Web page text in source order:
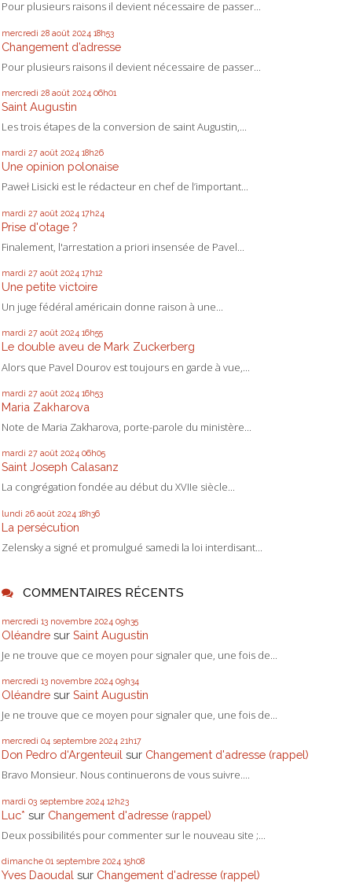
Pour plusieurs raisons il devient nécessaire de passer...
mercredi 28 août 2024 18h53
Changement d’adresse
Pour plusieurs raisons il devient nécessaire de passer...
mercredi 28 août 2024 06h01
Saint Augustin
Les trois étapes de la conversion de saint Augustin,...
mardi 27 août 2024 18h26
Une opinion polonaise
Paweł Lisicki est le rédacteur en chef de l’important...
mardi 27 août 2024 17h24
Prise d'otage ?
Finalement, l'arrestation a priori insensée de Pavel...
mardi 27 août 2024 17h12
Une petite victoire
Un juge fédéral américain donne raison à une...
mardi 27 août 2024 16h55
Le double aveu de Mark Zuckerberg
Alors que Pavel Dourov est toujours en garde à vue,...
mardi 27 août 2024 16h53
Maria Zakharova
Note de Maria Zakharova, porte-parole du ministère...
mardi 27 août 2024 06h05
Saint Joseph Calasanz
La congrégation fondée au début du XVIIe siècle...
lundi 26 août 2024 18h36
La persécution
Zelensky a signé et promulgué samedi la loi interdisant...
COMMENTAIRES RÉCENTS
mercredi 13 novembre 2024 09h35
Oléandre sur Saint Augustin
Je ne trouve que ce moyen pour signaler que, une fois de...
mercredi 13 novembre 2024 09h34
Oléandre sur Saint Augustin
Je ne trouve que ce moyen pour signaler que, une fois de...
mercredi 04 septembre 2024 21h17
Don Pedro d‘Argenteuil sur Changement d'adresse (rappel)
Bravo Monsieur. Nous continuerons de vous suivre....
mardi 03 septembre 2024 12h23
Luc* sur Changement d'adresse (rappel)
Deux possibilités pour commenter sur le nouveau site ;...
dimanche 01 septembre 2024 15h08
Yves Daoudal sur Changement d'adresse (rappel)